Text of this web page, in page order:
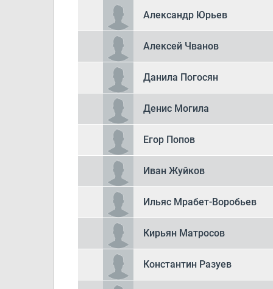
Александр Юрьев
Алексей Чванов
Данила Погосян
Денис Могила
Егор Попов
Иван Жуйков
Ильяс Мрабет-Воробьев
Кирьян Матросов
Константин Разуев